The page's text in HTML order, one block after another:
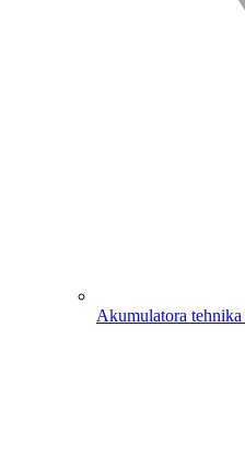
Akumulatora tehnika